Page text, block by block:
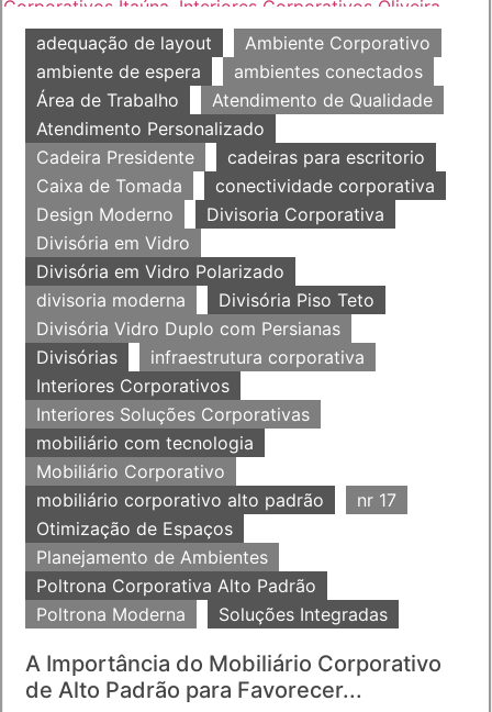
adequação de layout
Ambiente Corporativo
ambiente de espera
ambientes conectados
Área de Trabalho
Atendimento de Qualidade
Atendimento Personalizado
Cadeira Presidente
cadeiras para escritorio
Caixa de Tomada
conectividade corporativa
Design Moderno
Divisoria Corporativa
Divisória em Vidro
Divisória em Vidro Polarizado
divisoria moderna
Divisória Piso Teto
Divisória Vidro Duplo com Persianas
Divisórias
infraestrutura corporativa
Interiores Corporativos
Interiores Soluções Corporativas
mobiliário com tecnologia
Mobiliário Corporativo
mobiliário corporativo alto padrão
nr 17
Otimização de Espaços
Planejamento de Ambientes
Poltrona Corporativa Alto Padrão
Poltrona Moderna
Soluções Integradas
A Importância do Mobiliário Corporativo
de Alto Padrão para Favorecer...